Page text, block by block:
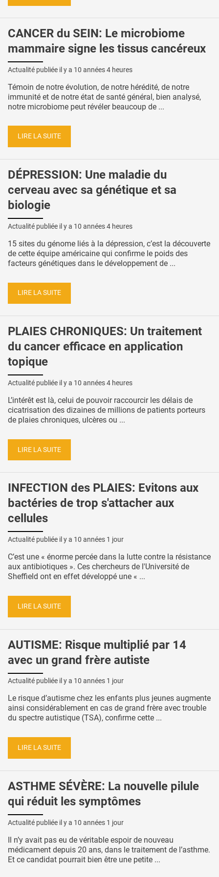
CANCER du SEIN: Le microbiome
mammaire signe les tissus cancéreux
Actualité publiée il y a 10 années 4 heures
Témoin de notre évolution, de notre hérédité, de notre
immunité et de notre état de santé général, bien analysé,
notre microbiome peut révéler beaucoup de ...
LIRE LA SUITE
DÉPRESSION: Une maladie du
cerveau avec sa génétique et sa
biologie
Actualité publiée il y a 10 années 4 heures
15 sites du génome liés à la dépression, c’est la découverte
de cette équipe américaine qui confirme le poids des
facteurs génétiques dans le développement de ...
LIRE LA SUITE
PLAIES CHRONIQUES: Un traitement
du cancer efficace en application
topique
Actualité publiée il y a 10 années 4 heures
L’intérêt est là, celui de pouvoir raccourcir les délais de
cicatrisation des dizaines de millions de patients porteurs
de plaies chroniques, ulcères ou ...
LIRE LA SUITE
INFECTION des PLAIES: Evitons aux
bactéries de trop s'attacher aux
cellules
Actualité publiée il y a 10 années 1 jour
C’est une « énorme percée dans la lutte contre la résistance
aux antibiotiques ». Ces chercheurs de l'Université de
Sheffield ont en effet développé une « ...
LIRE LA SUITE
AUTISME: Risque multiplié par 14
avec un grand frère autiste
Actualité publiée il y a 10 années 1 jour
Le risque d’autisme chez les enfants plus jeunes augmente
ainsi considérablement en cas de grand frère avec trouble
du spectre autistique (TSA), confirme cette ...
LIRE LA SUITE
ASTHME SÉVÈRE: La nouvelle pilule
qui réduit les symptômes
Actualité publiée il y a 10 années 1 jour
Il n’y avait pas eu de véritable espoir de nouveau
médicament depuis 20 ans, dans le traitement de l’asthme.
Et ce candidat pourrait bien être une petite ...